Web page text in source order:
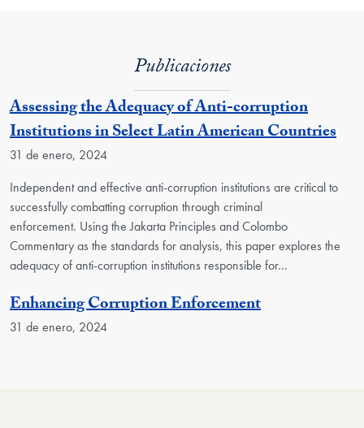
Publicaciones
Assessing the Adequacy of Anti-corruption
Institutions in Select Latin American Countries
31 de enero, 2024
Independent and effective anti-corruption institutions are critical to
successfully combatting corruption through criminal
enforcement. Using the Jakarta Principles and Colombo
Commentary as the standards for analysis, this paper explores the
adequacy of anti-corruption institutions responsible for…
Enhancing Corruption Enforcement
31 de enero, 2024